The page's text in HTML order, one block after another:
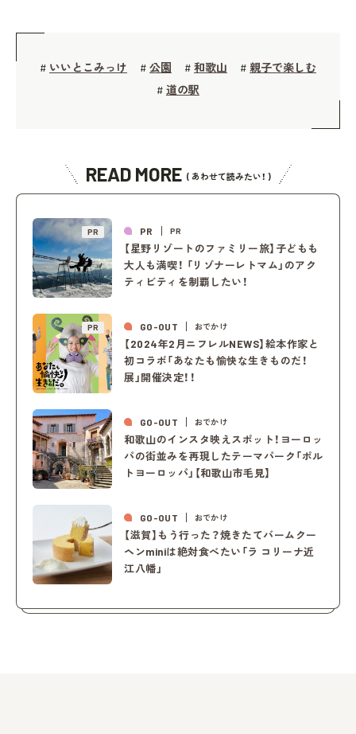
# いいとこみっけ # 公園 # 和歌山 # 親子で楽しむ
# 道の駅
READ MORE ( あわせて読みたい！ )
PR PR PR
【星野リゾートのファミリー旅】子どもも
大人も満喫！ 「リゾナーレトマム」のアク
ティビティを制覇したい！
PR GO-OUT おでかけ
【2024年2月ニフレルNEWS】絵本作家と
初コラボ「あなたも愉快な生きものだ！
展」開催決定！！
GO-OUT おでかけ
和歌山のインスタ映えスポット！ヨーロッ
パの街並みを再現したテーマパーク「ポル
トヨーロッパ」【和歌山市毛見】
GO-OUT おでかけ
【滋賀】もう行った？焼きたてバームクー
ヘンminiは絶対食べたい「ラ コリーナ近
江八幡」